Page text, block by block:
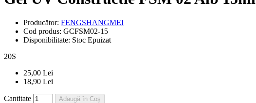
Producător: FENGSHANGMEI
Cod produs: GCFSM02-15
Disponibilitate: Stoc Epuizat
20S
25,00 Lei
18,90 Lei
Cantitate Adaugă în Coş